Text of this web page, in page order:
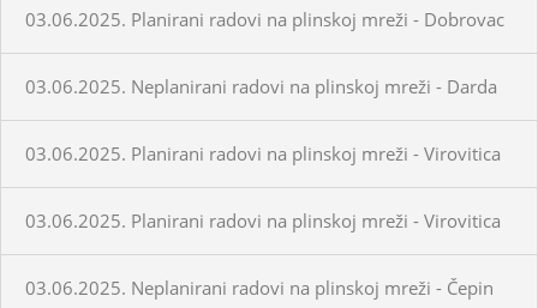
03.06.2025. Planirani radovi na plinskoj mreži - Dobrovac
03.06.2025. Neplanirani radovi na plinskoj mreži - Darda
03.06.2025. Planirani radovi na plinskoj mreži - Virovitica
03.06.2025. Planirani radovi na plinskoj mreži - Virovitica
03.06.2025. Neplanirani radovi na plinskoj mreži - Čepin